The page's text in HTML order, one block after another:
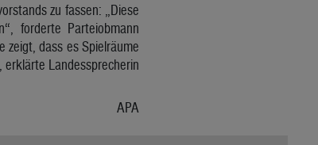
zu fassen: „Diese
forderte Parteiobmann
zeigt, dass es Spielräume
Landessprecherin
APA